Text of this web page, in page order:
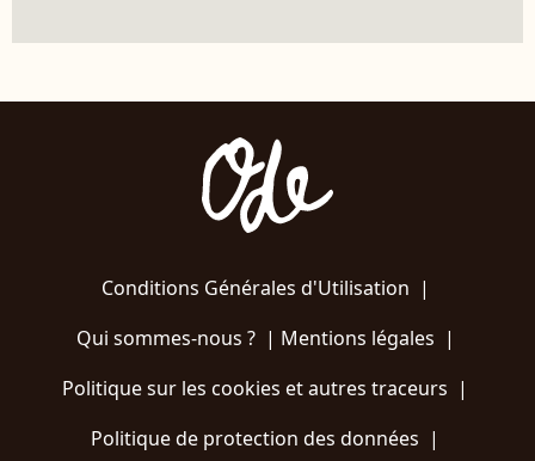
Conditions Générales d'Utilisation |
Qui sommes-nous ?| Mentions légales |
Politique sur les cookies et autres traceurs |
Politique de protection des données |